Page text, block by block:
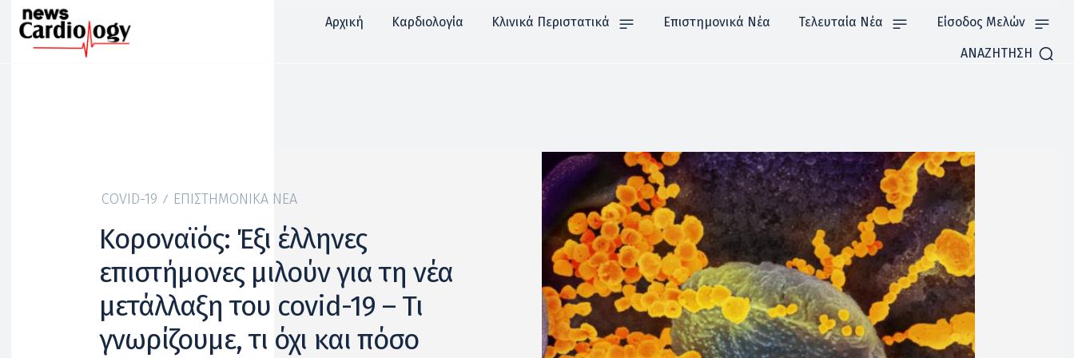
Αρχική Καρδιολογία Κλινικά Περιστατικά Επιστημονικά Νέα Τελευταία Νέα Είσοδος Μελών
ΑΝΑΖΗΤΗΣΗ
COVID-19 ΕΠΙΣΤΗΜΟΝΙΚΆ ΝΈΑ
Κοροναϊός: Έξι έλληνες
επιστήμονες μιλούν για τη νέα
μετάλλαξη του covid-19 – Τι
γνωρίζουμε, τι όχι και πόσο